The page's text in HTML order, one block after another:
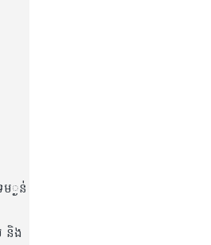
ម​្ងន់​​
និង​